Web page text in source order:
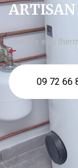
ARTISAN
chauffe eau
09 72 66